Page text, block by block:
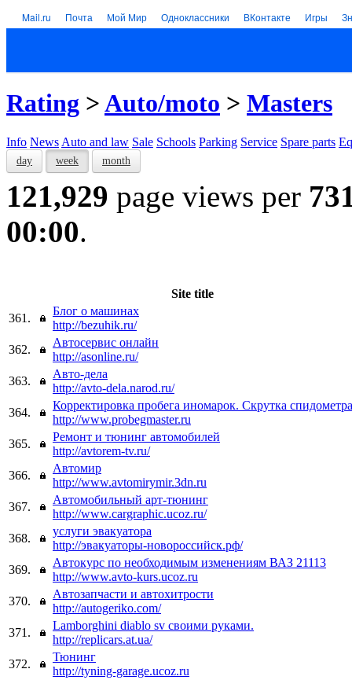
Mail.ru Почта Мой Мир Одноклассники ВКонтакте Игры
Rating >Auto/moto > Masters
Info News Auto and law Sale Schools Parking Service Spare parts
day week month
121,929 page views per
00:00.
Site title
361.
Блог о машинах
http://bezuhik.ru/
362.
Автосервис онлайн
http://asonline.ru/
363.
Авто-дела
http://avto-dela.narod.ru/
364.
Корректировка пробега иномарок. Скрутка
http://www.probegmaster.ru
365.
Ремонт и тюнинг автомобилей
http://avtorem-tv.ru/
366.
Автомир
http://www.avtomirymir.3dn.ru
367.
Автомобильный арт-тюнинг
http://www.cargraphic.ucoz.ru/
368.
услуги эвакуатора
http://эвакуаторы-новороссийск.рф/
369.
Автокурс по необходимым изменениям ВАЗ 21113
http://www.avto-kurs.ucoz.ru
370.
Автозапчасти и автохитрости
http://autogeriko.com/
371.
Lamborghini diablo sv своими руками.
http://replicars.at.ua/
372.
Тюнинг
http://tyning-garage.ucoz.ru